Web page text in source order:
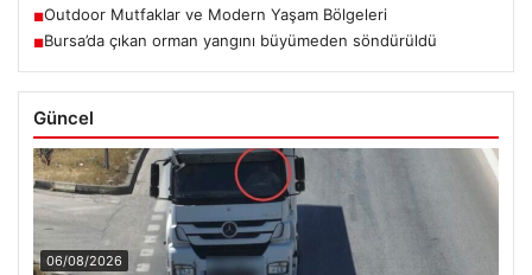
■Outdoor Mutfaklar ve Modern Yaşam Bölgeleri
■Bursa’da çıkan orman yangını büyümeden söndürüldü
Güncel
06/08/2026